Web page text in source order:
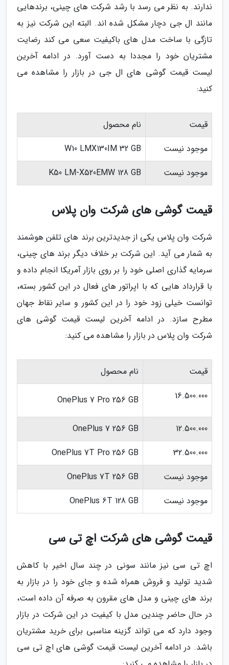
ندارند. به نظر می رسد با رشد شرکت های چینی، برندهایی
مانند ال جی دچار مشکل شده اند. البته این شرکت نیز به
تازگی با ساخت مدل های باکیفیت سعی می کند رضایت
مشتریان خود را مجددا به دست آورد. در ادامه آخرین
لیست قیمت گوشی های ال جی در بازار را مشاهده می
کنید:
قیمت
نام محصول
موجود نیست
W10 LMX130IM 32 GB
موجود نیست
K50 LM-X520EMW 128 GB
قیمت گوشی های شرکت وان پلاس
شرکت وان پلاس یکی از جدیدترین برند های تلفن هوشمند
به شمار می آید. این شرکت بر خلاف دیگر برند های چینی،
سرمایه گذاری اصلی خود را بر روی بازار آمریکا انجام داده و
با قرارداد هایی که با اپراتور های فعال در این کشور بسته،
توانست خیلی زود خود را در این کشور و سایر نقاط جهان
مطرح سازد. در ادامه آخرین لیست قیمت گوشی های
شرکت وان پلاس در بازار را مشاهده می کنید:
قیمت
نام محصول
16.500.000
OnePlus 7 Pro 256 GB
12.500.000
OnePlus 7 256 GB
32.500.000
OnePlus 7T Pro 256 GB
موجود نیست
OnePlus 7T 256 GB
موجود نیست
OnePlus 6T 128 GB
قیمت گوشی های شرکت اچ تی سی
اچ تی سی نیز مانند سونی در چند سال اخیر با کاهش
شدید تولید و فروش همراه شده و جای خود را در بازار به
برند های چینی و مدل های مقرون به صرفه آن داده است،
در حال حاضر چندین مدل با کیفیت در این شرکت در بازار
وجود دارد که می تواند گزینه مناسبی برای خرید مشتریان
باشد. در ادامه آخرین لیست قیمت گوشی های اچ تی سی